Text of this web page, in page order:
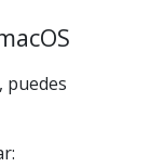
, puedes